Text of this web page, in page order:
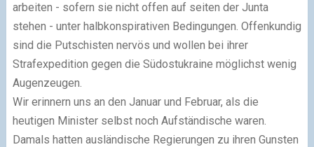
arbeiten - sofern sie nicht offen auf seiten der Junta
stehen - unter halbkonspirativen Bedingungen. Offenkundig
sind die Putschisten nervös und wollen bei ihrer
Strafexpedition gegen die Südostukraine möglichst wenig
Augenzeugen.
Wir erinnern uns an den Januar und Februar, als die
heutigen Minister selbst noch Aufständische waren.
Damals hatten ausländische Regierungen zu ihren Gunsten